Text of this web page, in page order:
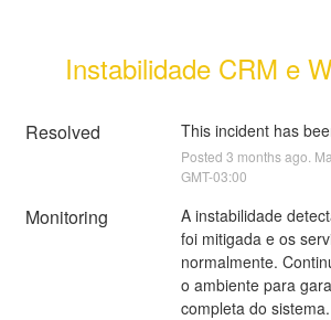
Instabilidade CRM e
Resolved This incident has
Posted 3 months ago.
GMT-03:00
Monitoring
A instabilidade
foi mitigada e os
normalmente.
o ambiente para
completa do sistema.